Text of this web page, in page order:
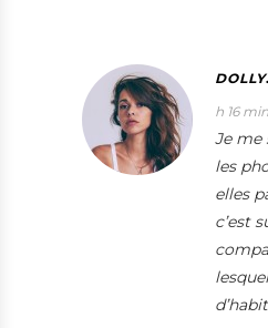
h 16 min
Je me
les
elles
c’est